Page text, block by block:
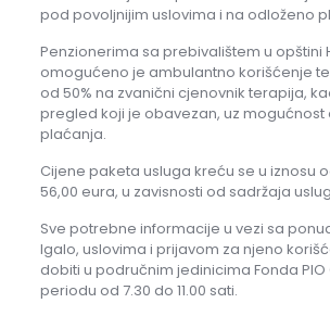
pod povoljnijim uslovima i na odloženo
Penzionerima sa prebivalištem u opštini
omogućeno je ambulantno korišćenje
od 50% na zvanični cjenovnik terapija,
pregled koji je obavezan, uz mogućnost
plaćanja.
Cijene paketa usluga kreću se u iznosu
56,00 eura, u zavisnosti od sadržaja
Sve potrebne informacije u vezi sa
Igalo, uslovima i prijavom za njeno
dobiti u područnim jedinicima Fonda PIO
periodu od 7.30 do 11.00 sati.